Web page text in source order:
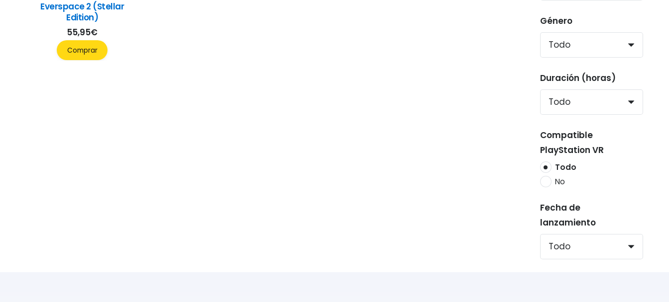
Everspace 2 (Stellar
Edition)
55,95€
Comprar
Género
Duración (horas)
Compatible
PlayStation VR
Todo
No
Fecha de
lanzamiento